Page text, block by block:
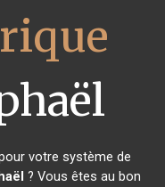
votre système de
? Vous êtes au bon